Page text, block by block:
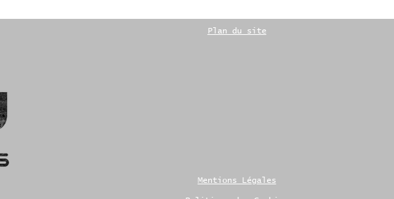
Plan du site
Mentions Légales